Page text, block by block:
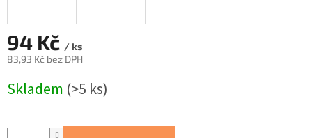
94 Kč / ks
83,93 Kč bez DPH
cena:
Skladem (>5 ks)